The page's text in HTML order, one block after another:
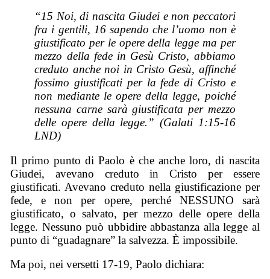
“15 Noi, di nascita Giudei e non peccatori
fra i gentili, 16 sapendo che l’uomo non è
giustificato per le opere della legge ma per
mezzo della fede in Gesù Cristo, abbiamo
creduto anche noi in Cristo Gesù, affinché
fossimo giustificati per la fede di Cristo e
non mediante le opere della legge, poiché
nessuna carne sarà giustificata per mezzo
delle opere della legge.” (Galati 1:15-16
LND)
Il primo punto di Paolo è che anche loro, di nascita
Giudei, avevano creduto in Cristo per essere
giustificati. Avevano creduto nella giustificazione per
fede, e non per opere, perché NESSUNO sarà
giustificato, o salvato, per mezzo delle opere della
legge. Nessuno può ubbidire abbastanza alla legge al
punto di “guadagnare” la salvezza. È impossibile.
Ma poi, nei versetti 17-19, Paolo dichiara: